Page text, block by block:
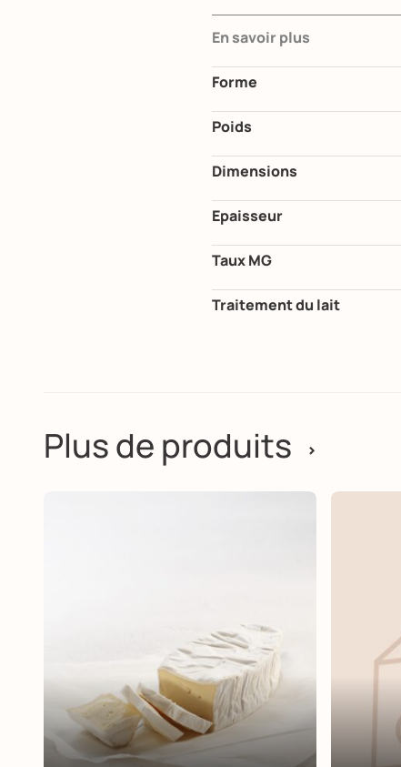
En savoir plus
Forme
Poids
Dimensions
Epaisseur
Taux MG
Traitement du lait
Plus de produits >